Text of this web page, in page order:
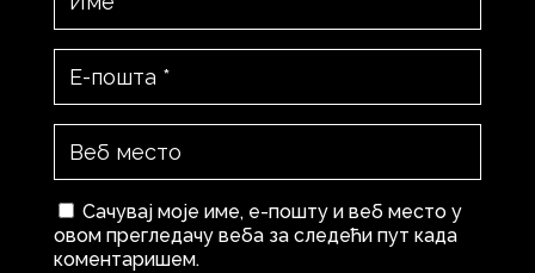
Сачувај моје име, е-пошту и веб место у
овом прегледачу веба за следећи пут када
коментаришем.